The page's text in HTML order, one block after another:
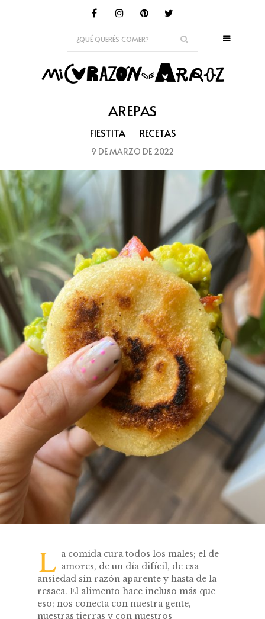
AREPAS
FIESTITA RECETAS
9 DE MARZO DE 2022
L a comida cura todos los males; el de
amores, de un día difícil, de esa
ansiedad sin razón aparente y hasta de la
resaca. El alimento hace incluso más que
eso; nos conecta con nuestra gente,
nuestras tierras y con nuestros